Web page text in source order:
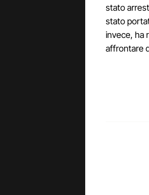
stato
stato
invece, ha
affrontare